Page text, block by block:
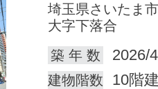
埼玉県さいたま
大字下落合
築 年 数
2026/
建物階数 10階